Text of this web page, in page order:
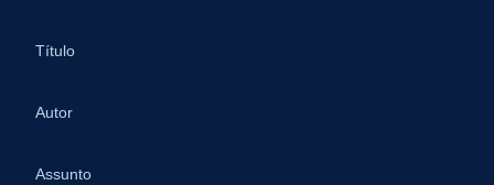
Título
Autor
Assunto